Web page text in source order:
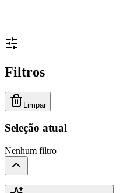
Filtros
Limpar
Seleção atual
Nenhum filtro